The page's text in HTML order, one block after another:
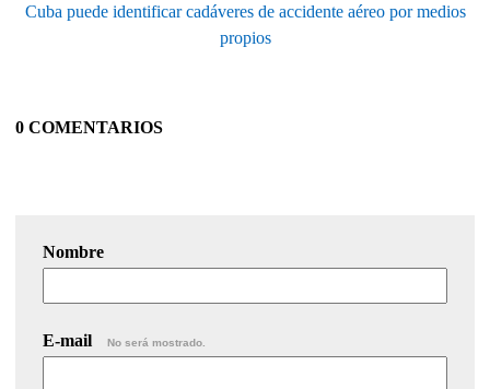
Cuba puede identificar cadáveres de accidente aéreo por medios
propios
0 COMENTARIOS
Nombre
E-mail No será mostrado.